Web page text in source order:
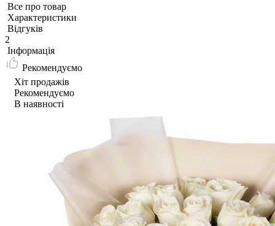
Все про товар
Характеристики
Відгуків
2
Iнформація
Рекомендуємо
Хіт продажів
Рекомендуємо
В наявності